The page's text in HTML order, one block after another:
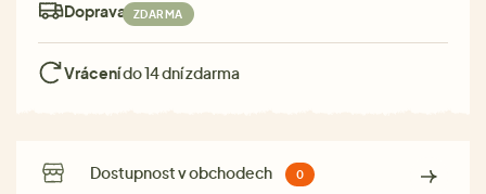
Doprava: ZDARMA
Vrácenído 14 dní zdarma
Dostupnost v obchodech 0